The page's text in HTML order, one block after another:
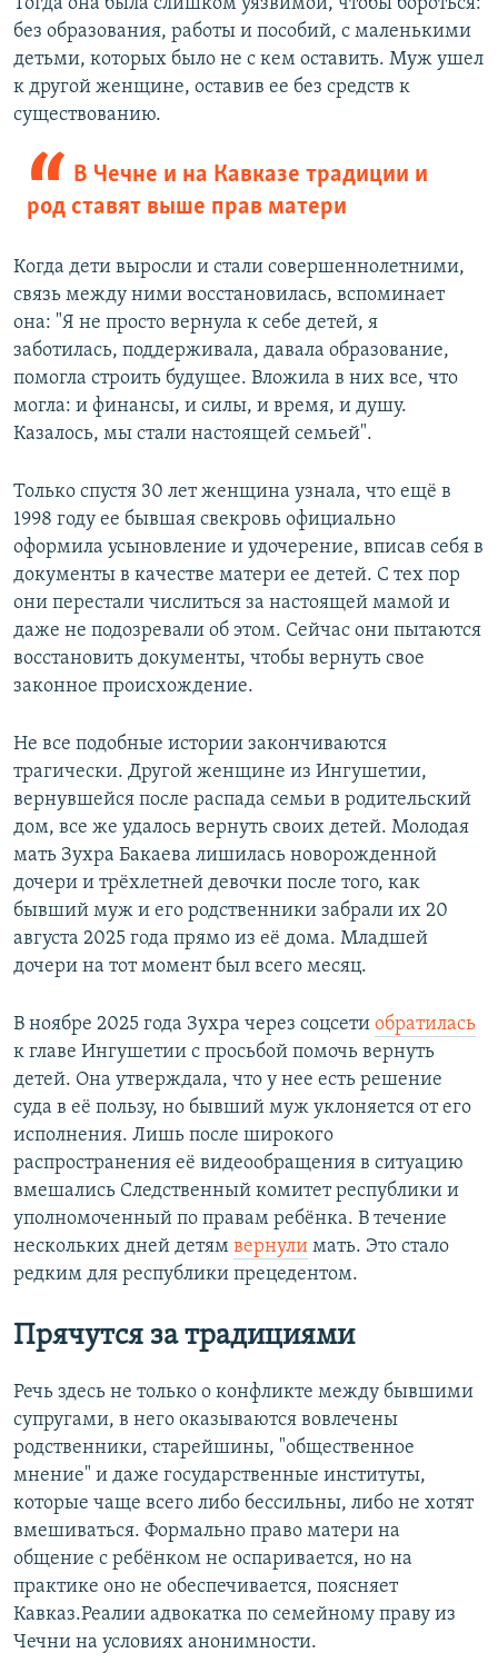
без образования, работы и пособий, с маленькими
детьми, которых было не с кем оставить. Муж ушел
к другой женщине, оставив ее без средств к
существованию.
В Чечне и на Кавказе традиции и
род ставят выше прав матери
Когда дети выросли и стали совершеннолетними,
связь между ними восстановилась, вспоминает
она: "Я не просто вернула к себе детей, я
заботилась, поддерживала, давала образование,
помогла строить будущее. Вложила в них все, что
могла: и финансы, и силы, и время, и душу.
Казалось, мы стали настоящей семьей".
Только спустя 30 лет женщина узнала, что ещё в
1998 году ее бывшая свекровь официально
оформила усыновление и удочерение, вписав себя в
документы в качестве матери ее детей. С тех пор
они перестали числиться за настоящей мамой и
даже не подозревали об этом. Сейчас они пытаются
восстановить документы, чтобы вернуть свое
законное происхождение.
Не все подобные истории закончиваются
трагически. Другой женщине из Ингушетии,
вернувшейся после распада семьи в родительский
дом, все же удалось вернуть своих детей. Молодая
мать Зухра Бакаева лишилась новорожденной
дочери и трёхлетней девочки после того, как
бывший муж и его родственники забрали их 20
августа 2025 года прямо из её дома. Младшей
дочери на тот момент был всего месяц.
В ноябре 2025 года Зухра через соцсети обратилась
к главе Ингушетии с просьбой помочь вернуть
детей. Она утверждала, что у нее есть решение
суда в её пользу, но бывший муж уклоняется от его
исполнения. Лишь после широкого
распространения её видеообращения в ситуацию
вмешались Следственный комитет республики и
уполномоченный по правам ребёнка. В течение
нескольких дней детям вернули мать. Это стало
редким для республики прецедентом.
Прячутся за традициями
Речь здесь не только о конфликте между бывшими
супругами, в него оказываются вовлечены
родственники, старейшины, "общественное
мнение" и даже государственные институты,
которые чаще всего либо бессильны, либо не хотят
вмешиваться. Формально право матери на
общение с ребёнком не оспаривается, но на
практике оно не обеспечивается, поясняет
Кавказ.Реалии адвокатка по семейному праву из
Чечни на условиях анонимности.